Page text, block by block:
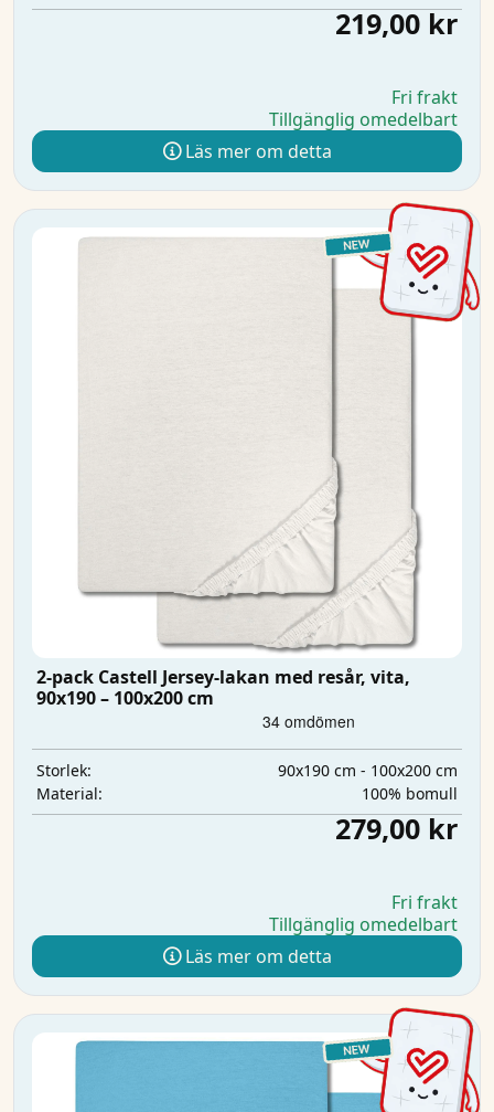
219,00 kr
Fri frakt
Tillgänglig omedelbart
Läs mer om detta
2-pack Castell Jersey-lakan med resår, vita,
90x190 – 100x200 cm
Storlek:
90x190 cm - 100x200 cm
Material:
100% bomull
279,00 kr
Fri frakt
Tillgänglig omedelbart
Läs mer om detta